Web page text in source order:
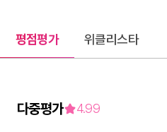
평점평가 위클리스타
다중평가 4.99